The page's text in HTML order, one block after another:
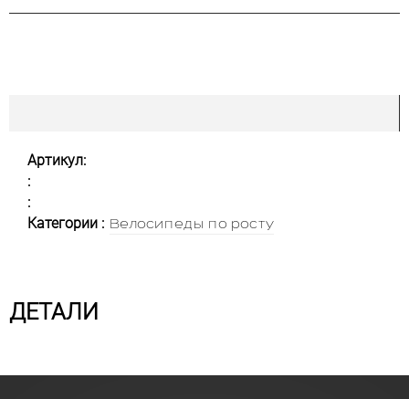
Артикул:
:
:
Категории : Велосипеды по росту
ДЕТАЛИ